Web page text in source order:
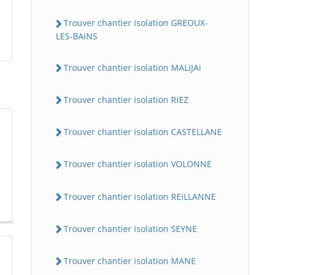
Trouver chantier isolation GREOUX-
LES-BAiNS
Trouver chantier isolation MALiJAi
Trouver chantier isolation RiEZ
Trouver chantier isolation CASTELLANE
Trouver chantier isolation VOLONNE
Trouver chantier isolation REiLLANNE
Trouver chantier isolation SEYNE
Trouver chantier isolation MANE